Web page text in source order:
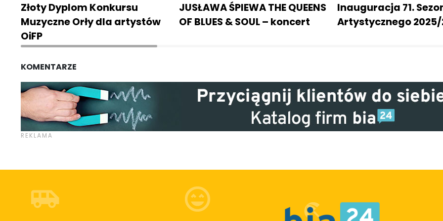
Złoty Dyplom Konkursu
Muzyczne Orły dla artystów
OiFP
JUSŁAWA ŚPIEWA THE QUEENS
OF BLUES & SOUL – koncert
Inauguracja 71.
Artystycznego 2025/
KOMENTARZE